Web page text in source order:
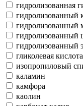
гидролизованная
гидролизованный
гидролизованный
гидролизованный
гидролизованный
гликолевая кислота
изопропиловый
каламин
камфора
каолин